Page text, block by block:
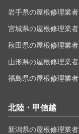
岩手県の屋根修理業者
宮城県の屋根修理業者
秋田県の屋根修理業者
山形県の屋根修理業者
福島県の屋根修理業者
北陸・甲信越
新潟県の屋根修理業者